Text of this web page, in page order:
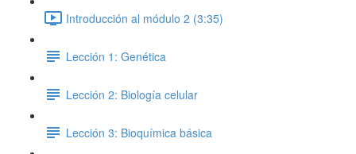
Introducción al módulo 2 (3:35)
Lección 1: Genética
Lección 2: Biología celular
Lección 3: Bioquímica básica